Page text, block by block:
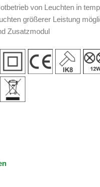
von Leuchten in
größerer Leistung
Zusatzmodul